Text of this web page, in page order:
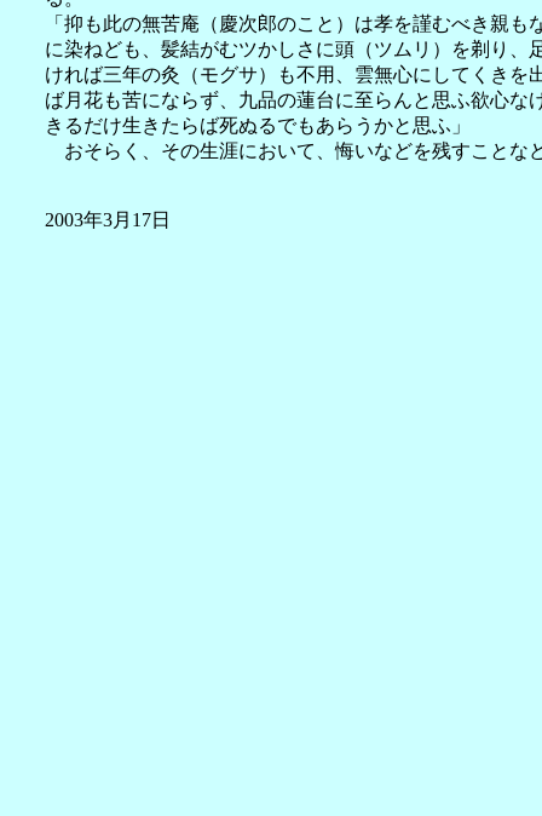
「抑も此の無苦庵（慶次郎のこと）は孝を謹むべき親
に染ねども、髪結がむツかしさに頭（ツムリ）を剃り、
ければ三年の灸（モグサ）も不用、雲無心にしてくきを
ば月花も苦にならず、九品の蓮台に至らんと思ふ欲心な
きるだけ生きたらば死ぬるでもあらうかと思ふ」
おそらく、その生涯において、悔いなどを残すことな
2003年3月17日